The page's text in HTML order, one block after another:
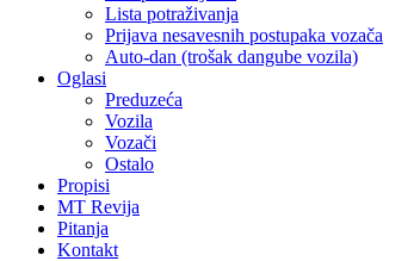
Lista potraživanja
Prijava nesavesnih postupaka vozača
Auto-dan (trošak dangube vozila)
Oglasi
Preduzeća
Vozila
Vozači
Ostalo
Propisi
MT Revija
Pitanja
Kontakt